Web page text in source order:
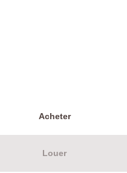
Acheter
Louer